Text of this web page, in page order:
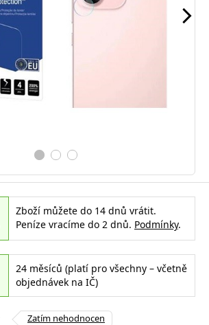
Zboží můžete do 14 dnů vrátit.
Peníze vracíme do 2 dnů. Podmínky.
24 měsíců (platí pro všechny – včetně
objednávek na IČ)
Zatím nehodnocen